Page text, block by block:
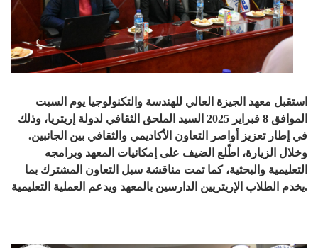
استقبل معهد الجيزة العالي للهندسة والتكنولوجيا يوم السبت
الموافق 8 فبراير 2025 السيد الملحق الثقافي لدولة إريتريا، وذلك
في إطار تعزيز أواصر التعاون الأكاديمي والثقافي بين الجانبين.
وخلال الزيارة، اطّلع الضيف على إمكانيات المعهد وبرامجه
التعليمية والبحثية، كما تمت مناقشة سبل التعاون المشترك بما
يخدم الطلاب الإريتريين الدارسين بالمعهد ويدعم العملية التعليمية.